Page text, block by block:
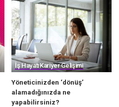
İş HayatıKariyer Gelişimi
Yöneticinizden ‘dönüş’
alamadığınızda ne
yapabilirsiniz?